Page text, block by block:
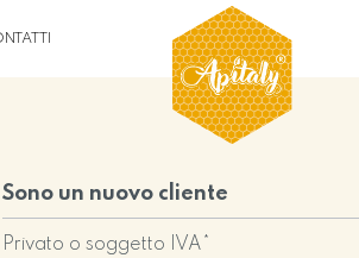
I prodotti
Termini e
Sono un nuovo cliente
Privato o soggetto IVA*